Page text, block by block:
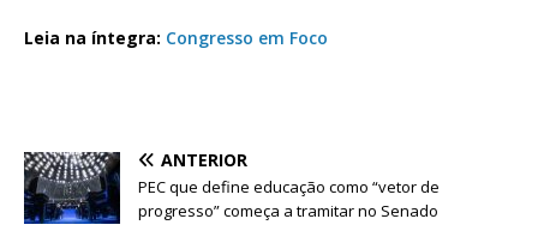
Leia na íntegra: Congresso em Foco
ANTERIOR
PEC que define educação como “vetor de
progresso” começa a tramitar no Senado